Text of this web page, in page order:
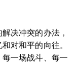
决冲突的办法，
对和平的向往。
一场战斗、每一